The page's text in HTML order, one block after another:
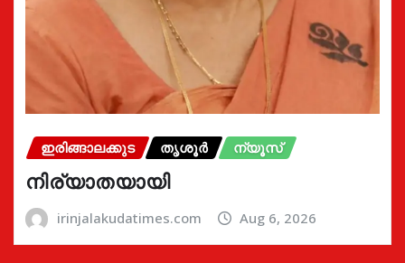
ഇരിങ്ങാലക്കുട തൃശൂർ ന്യൂസ്
നിര്യാതയായി
irinjalakudatimes.com Aug 6, 2026